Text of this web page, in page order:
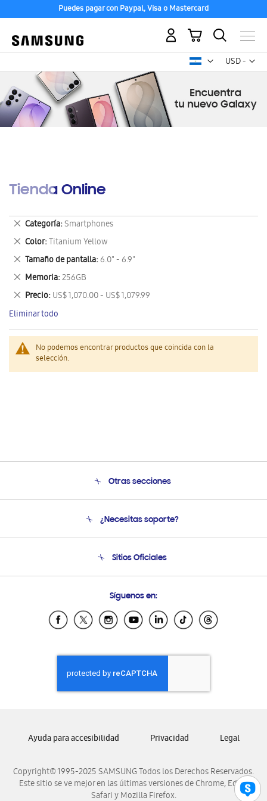
Puedes pagar con Paypal, Visa o Mastercard
USD -
dólar
Mi carrito
Tienda Online
No podemos encontrar productos que coincida con la
selección.
Categoría Smartphones
Eliminar
este
artículo
Color Titanium Yellow
Eliminar
este
artículo
Tamaño de pantalla 6.0" - 6.9"
Eliminar
este
artículo
Memoria 256GB
Eliminar
este
artículo
Precio US$ 1,070.00 - US$ 1,079.99
Eliminar
este
artículo
Eliminar todo
Otras secciones
Soporte
¿Necesitas soporte?
Soporte vía eMail
Sitios Oficiales
Samsung Ecuador
Samsung El Salvador
Samsung Honduras
Samsung Nicaragua
Samsung Panamá
Samsung Venezuela
Síguenos en:
Copyright© 1995-2025 SAMSUNG Todos los Derechos Reservados.
Este sitio se ve mejor en las últimas versiones de Chrome, Edge,
Safari y Mozilla Firefox.
Ayuda para accesibilidad Privacidad Legal